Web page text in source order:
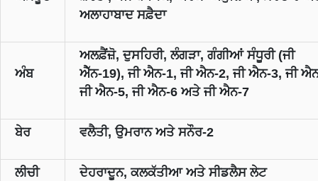
ਅਲਾਹਾਬਾਦ ਸਫ਼ੈਦਾ
ਅੰਬ
ਅਲਫ਼ੈਂਜ਼ੋ, ਦੁਸਹਿਰੀ, ਲੰਗੜਾ, ਗੰਗੀਆਂ ਸੰਧੂਰੀ (ਜੀ
ਐੱਨ-19), ਜੀ ਐਨ-1, ਜੀ ਐਨ-2, ਜੀ ਐਨ-3, ਜੀ
ਜੀ ਐਨ-5, ਜੀ ਐਨ-6 ਅਤੇ ਜੀ ਐਨ-7
ਬੇਰ ਵਲੈਤੀ, ਉਮਰਾਨ ਅਤੇ ਸਨੌਰ-2
ਲੀਚੀ ਦੇਹਰਾਦੂਨ, ਕਲਕੱਤੀਆ ਅਤੇ ਸੀਡਲੈਸ ਲੇਟ